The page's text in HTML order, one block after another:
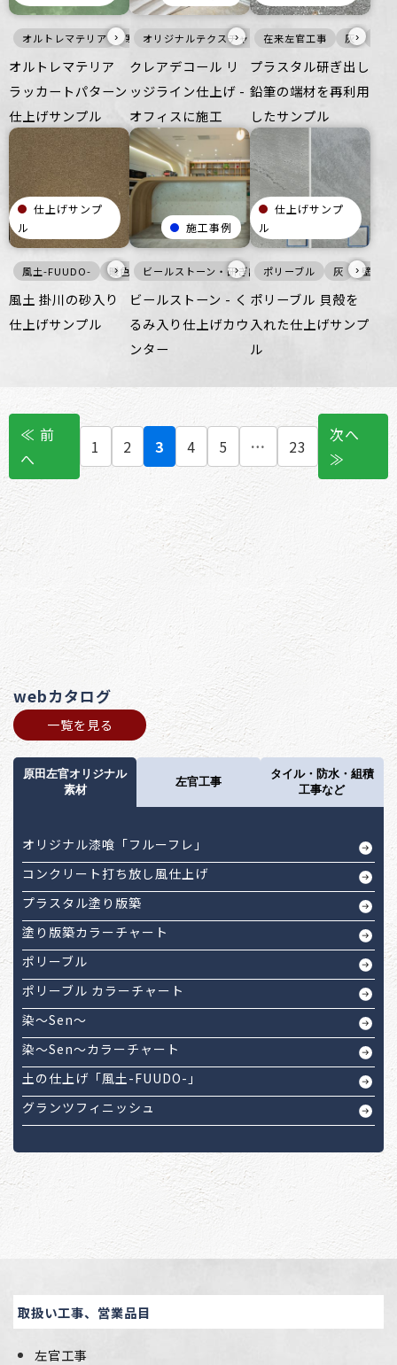
オルトレマテリア 寒色 壁 床 家具・什器 マット 宿泊施設
›
オルトレマテリア
ラッカートパターン
仕上げサンプル
オリジナルテクスチャ・特殊左官 壁 オフィス
›
クレアデコール リ
ッジライン仕上げ -
オフィスに施工
在来左官工事 灰›
プラスタル研ぎ出し
鉛筆の端材を再利用
したサンプル
仕上げサンプ
ル
風土-FUUDO- 暖色 壁 床 ざらざら 住空間 商業空間
›
風土 掛川の砂入り
仕上げサンプル
施工事例
ビールストーン・研ぎ出し仕上げ 家具・什器
›
ビールストーン - く
るみ入り仕上げカウ
ンター
仕上げサンプ
ル
ポリーブル 灰 壁
›
ポリーブル 貝殻を
入れた仕上げサンプ
ル
≪ 前
へ
1 2 3 4 5 … 23
次へ
≫
webカタログ
一覧を見る
原田左官オリジナル
素材
左官工事
タイル・防水・組積
工事など
オリジナル漆喰「フルーフレ」
コンクリート打ち放し風仕上げ
プラスタル塗り版築
塗り版築カラーチャート
ポリーブル
ポリーブル カラーチャート
染～Sen～
染～Sen～カラーチャート
土の仕上げ「風土-FUUDO-」
グランツフィニッシュ
取扱い工事、営業品目
左官工事